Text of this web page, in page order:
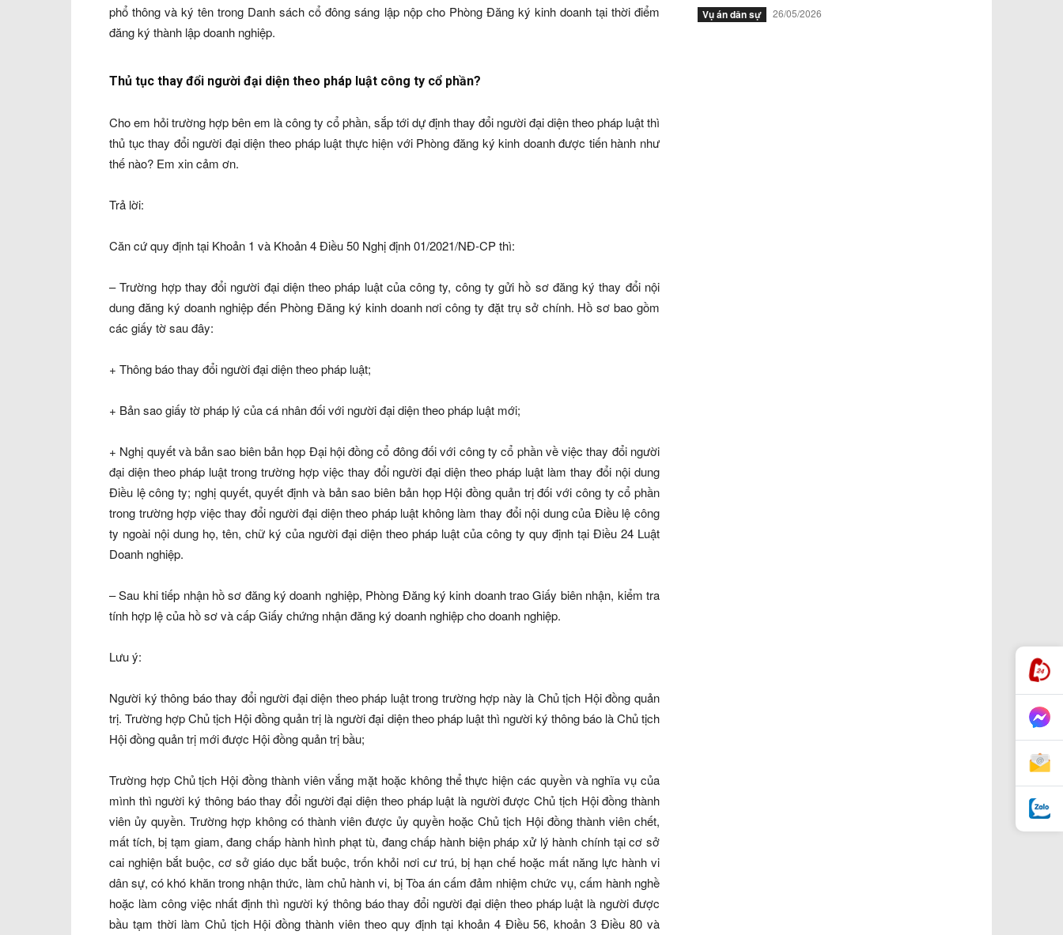
phổ thông và ký tên trong Danh sách cổ đông sáng lập nộp cho Phòng Đăng ký kinh doanh tại thời điểm
đăng ký thành lập doanh nghiệp.
Thủ tục thay đổi người đại diện theo pháp luật công ty cổ phần?
Cho em hỏi trường hợp bên em là công ty cổ phần, sắp tới dự định thay đổi người đại diện theo pháp luật thì
thủ tục thay đổi người đại diện theo pháp luật thực hiện với Phòng đăng ký kinh doanh được tiến hành như
thế nào? Em xin cảm ơn.
Trả lời:
Căn cứ quy định tại Khoản 1 và Khoản 4 Điều 50 Nghị định 01/2021/NĐ-CP thì:
– Trường hợp thay đổi người đại diện theo pháp luật của công ty, công ty gửi hồ sơ đăng ký thay đổi nội
dung đăng ký doanh nghiệp đến Phòng Đăng ký kinh doanh nơi công ty đặt trụ sở chính. Hồ sơ bao gồm
các giấy tờ sau đây:
+ Thông báo thay đổi người đại diện theo pháp luật;
+ Bản sao giấy tờ pháp lý của cá nhân đối với người đại diện theo pháp luật mới;
+ Nghị quyết và bản sao biên bản họp Đại hội đồng cổ đông đối với công ty cổ phần về việc thay đổi người
đại diện theo pháp luật trong trường hợp việc thay đổi người đại diện theo pháp luật làm thay đổi nội dung
Điều lệ công ty; nghị quyết, quyết định và bản sao biên bản họp Hội đồng quản trị đối với công ty cổ phần
trong trường hợp việc thay đổi người đại diện theo pháp luật không làm thay đổi nội dung của Điều lệ công
ty ngoài nội dung họ, tên, chữ ký của người đại diện theo pháp luật của công ty quy định tại Điều 24 Luật
Doanh nghiệp.
– Sau khi tiếp nhận hồ sơ đăng ký doanh nghiệp, Phòng Đăng ký kinh doanh trao Giấy biên nhận, kiểm tra
tính hợp lệ của hồ sơ và cấp Giấy chứng nhận đăng ký doanh nghiệp cho doanh nghiệp.
Lưu ý:
Người ký thông báo thay đổi người đại diện theo pháp luật trong trường hợp này là Chủ tịch Hội đồng quản
trị. Trường hợp Chủ tịch Hội đồng quản trị là người đại diện theo pháp luật thì người ký thông báo là Chủ tịch
Hội đồng quản trị mới được Hội đồng quản trị bầu;
Trường hợp Chủ tịch Hội đồng thành viên vắng mặt hoặc không thể thực hiện các quyền và nghĩa vụ của
mình thì người ký thông báo thay đổi người đại diện theo pháp luật là người được Chủ tịch Hội đồng thành
viên ủy quyền. Trường hợp không có thành viên được ủy quyền hoặc Chủ tịch Hội đồng thành viên chết,
mất tích, bị tạm giam, đang chấp hành hình phạt tù, đang chấp hành biện pháp xử lý hành chính tại cơ sở
cai nghiện bắt buộc, cơ sở giáo dục bắt buộc, trốn khỏi nơi cư trú, bị hạn chế hoặc mất năng lực hành vi
dân sự, có khó khăn trong nhận thức, làm chủ hành vi, bị Tòa án cấm đảm nhiệm chức vụ, cấm hành nghề
hoặc làm công việc nhất định thì người ký thông báo thay đổi người đại diện theo pháp luật là người được
bầu tạm thời làm Chủ tịch Hội đồng thành viên theo quy định tại khoản 4 Điều 56, khoản 3 Điều 80 và
Vụ án dân sự 26/05/2026